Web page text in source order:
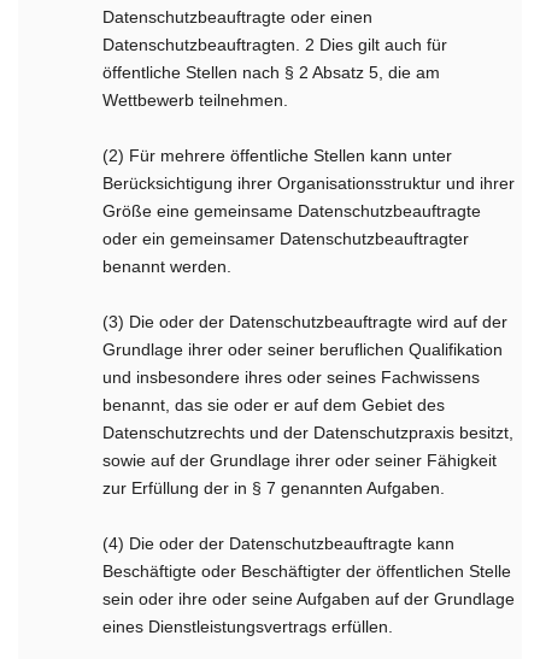
Datenschutzbeauftragte oder einen
Datenschutzbeauftragten. 2 Dies gilt auch für
öffentliche Stellen nach § 2 Absatz 5, die am
Wettbewerb teilnehmen.
(2) Für mehrere öffentliche Stellen kann unter
Berücksichtigung ihrer Organisationsstruktur und ihrer
Größe eine gemeinsame Datenschutzbeauftragte
oder ein gemeinsamer Datenschutzbeauftragter
benannt werden.
(3) Die oder der Datenschutzbeauftragte wird auf der
Grundlage ihrer oder seiner beruflichen Qualifikation
und insbesondere ihres oder seines Fachwissens
benannt, das sie oder er auf dem Gebiet des
Datenschutzrechts und der Datenschutzpraxis besitzt,
sowie auf der Grundlage ihrer oder seiner Fähigkeit
zur Erfüllung der in § 7 genannten Aufgaben.
(4) Die oder der Datenschutzbeauftragte kann
Beschäftigte oder Beschäftigter der öffentlichen Stelle
sein oder ihre oder seine Aufgaben auf der Grundlage
eines Dienstleistungsvertrags erfüllen.